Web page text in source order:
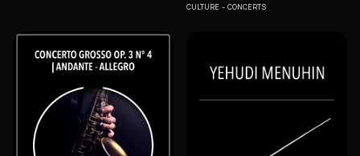
CULTURE CONCERTS